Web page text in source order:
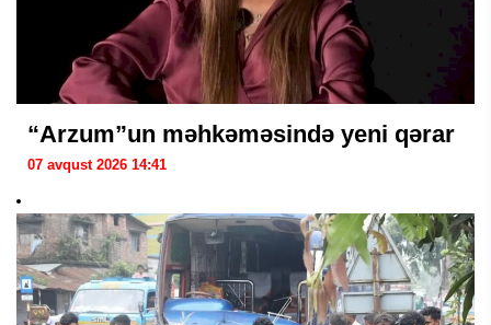
“Arzum”un məhkəməsində yeni qərar
07 avqust 2026 14:41